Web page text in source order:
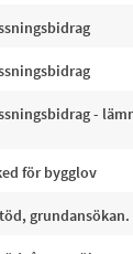
-
för bygglov
grundansökan.